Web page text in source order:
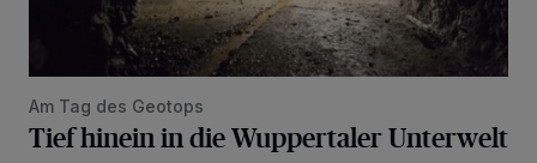
Am Tag des Geotops
Tief hinein in die Wuppertaler Unterwelt